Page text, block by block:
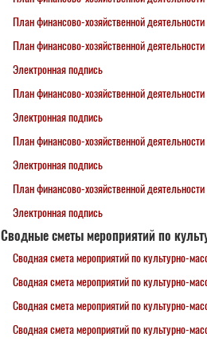
План финансово-хозяйственной
План финансово-хозяйственной
Электронная подпись
План финансово-хозяйственной
Электронная подпись
План финансово-хозяйственной
Электронная подпись
План финансово-хозяйственной
Электронная подпись
Сводные сметы мероприятий по
Сводная смета мероприятий по культурно-
Сводная смета мероприятий по культурно-
Сводная смета мероприятий по культурно-
Сводная смета мероприятий по культурно-